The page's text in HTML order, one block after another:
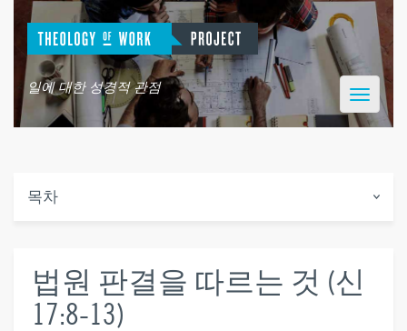
일에 대한 성경적 관점
Toggle
목차
법원 판결을 따르는 것 (신
17:8-13)